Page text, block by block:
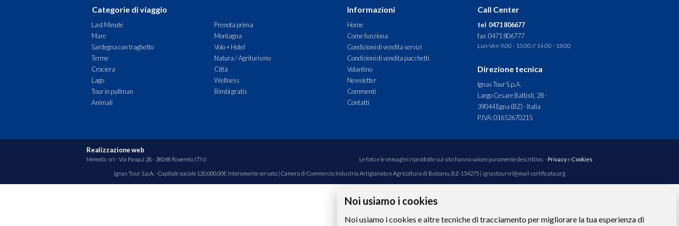
Noi usiamo i cookies
Noi usiamo i cookies e altre tecniche di tracciamento per migliorare la tua esperienza di
Categorie di viaggio
Last Minute
Prenota prima
Mare
Montagna
Sardegna con traghetto
Volo + Hotel
Terme
Natura / Agriturismo
Crociera
Città
Lago
Wellness
Tour in pullman
Bimbi gratis
Animali
Informazioni
Home
Come funziona
Condizioni di vendita servizi
Condizioni di vendita pacchetti
Volantino
Newsletter
Commenti
Contatti
Call Center
tel 0471 806677
fax 0471 806777
Lun-Ven 9.00 - 13.00 // 14.00 - 18.00
Direzione tecnica
Ignas Tour S.p.A.
Largo Cesare Battisti, 28 -
39044 Egna (BZ) - Italia
P.IVA: 01652670215
Realizzazione web
Memetic srl - Via Pasqui 28 - 38068 Rovereto (TN) Le foto e le immagini riprodotte sul sito hanno valore puramente descrittivo. - Privacye Cookies
Ignas Tour S.p.A. - Capitale sociale 120.000,00€ interamente versato | Camera di Commercio Industria Artigianato e Agricoltura di Bolzano, BZ-154275 | ignastoursrl@mail-certificata.org